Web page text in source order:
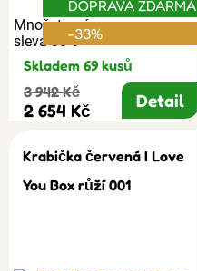
Množstevní
sleva 30%
DOPRAVA ZDARMA
-33%
Skladem 69 kusů
3 942 Kč
2 654 Kč Detail
Krabička červená I Love
You Box růží 001